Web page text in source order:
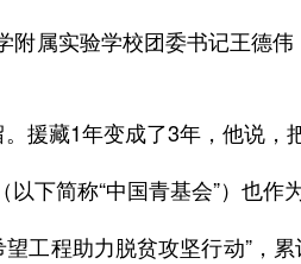
属实验学校团委书记王德
援藏1年变成了3年，他说，
简称“中国青基会”）也作
工程助力脱贫攻坚行动”，